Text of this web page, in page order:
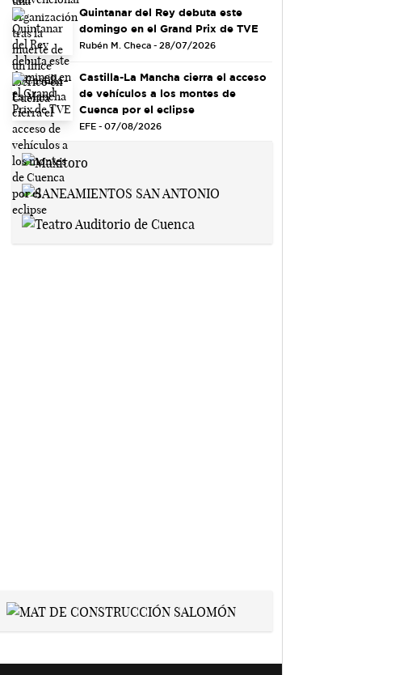
Quintanar del Rey debuta este
domingo en el Grand Prix de TVE
Rubén M. Checa - 28/07/2026
Castilla-La Mancha cierra el acceso
de vehículos a los montes de
Cuenca por el eclipse
EFE - 07/08/2026